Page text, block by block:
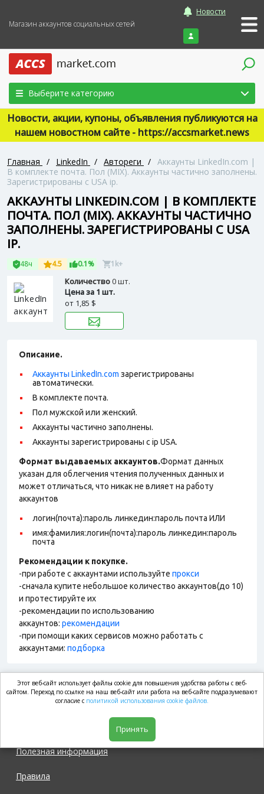
Магазин аккаунтов социальных сетей
Новости
Войти
Выберите категорию
Новости, акции, купоны, объявления публикуются на
нашем новостном сайте - https://accsmarket.news
Главная / LinkedIn / Автореги / Аккаунты LinkedIn.com |
В комплекте почта. Пол (MIX). Аккаунты частично заполнены.
Зарегистрированы с USA ip.
АККАУНТЫ LINKEDIN.COM | В КОМПЛЕКТЕ
ПОЧТА. ПОЛ (MIX). АККАУНТЫ ЧАСТИЧНО
ЗАПОЛНЕНЫ. ЗАРЕГИСТРИРОВАНЫ С USA
IP.
48ч 4.5 0.1% 1k+
Количество0 шт.
Цена за 1 шт.
от 1,85 $
Описание.
Аккаунты LinkedIn.com зарегистрированы
автоматически.
В комплекте почта.
Пол мужской или женский.
Аккаунты частично заполнены.
Аккаунты зарегистрированы с ip USA.
Формат выдаваемых аккаунтов.Формат данных
указан для облегчения чтения полученных данных и
может отличаться, что никак не влияет на работу
аккаунтов
логин(почта):пароль линкедин:пароль почта ИЛИ
имя:фамилия:логин(почта):пароль линкедин:пароль
почта
Рекомендации к покупке.
-при работе с аккаунтами используйте прокси
-сначала купите небольшое количество аккаунтов(до 10)
и протестируйте их
-рекомендации по использованию
аккаунтов: рекомендации
-при помощи каких сервисов можно работать с
аккаунтами: подборка
market.com
Полезная информация
Правила
Этот веб-сайт использует файлы cookie для повышения удобства работы с веб-
сайтом. Переход по ссылке на наш веб-сайт или работа на веб-сайте подразумевают
согласие с политикой использования cookie файлов.
Принять